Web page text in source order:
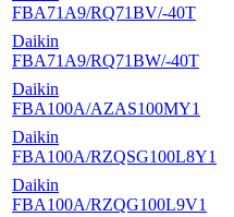
FBA71A9/RQ71BV/-40T
Daikin
FBA71A9/RQ71BW/-40T
Daikin
FBA100A/AZAS100MY1
Daikin
FBA100A/RZQSG100L8Y1
Daikin
FBA100A/RZQG100L9V1